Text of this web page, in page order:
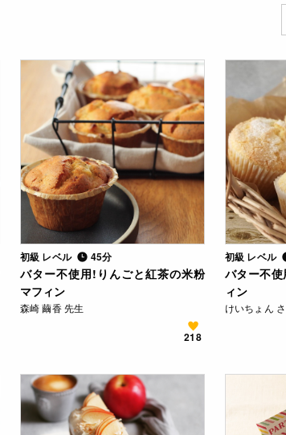
初級 レベル 45分
バター不使用!りんごと紅茶の米粉
マフィン
森崎 繭香 先生
218
初級 レベル
バター不
ィン
けいちょん